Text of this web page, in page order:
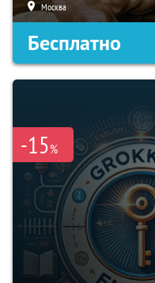
Москва
Бесплатно
-15%